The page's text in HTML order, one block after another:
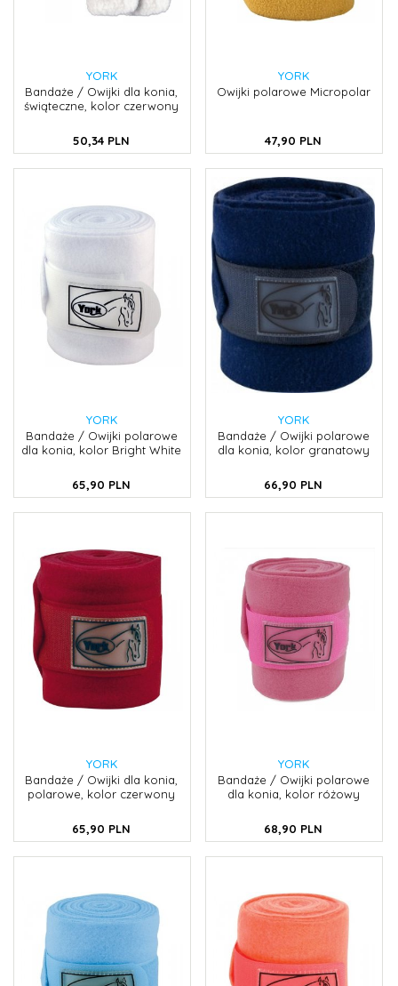
YORK
Bandaże / Owijki dla konia,
świąteczne, kolor czerwony
50,34 PLN
YORK
Owijki polarowe Micropolar
47,90 PLN
YORK
Bandaże / Owijki polarowe
dla konia, kolor Bright White
65,90 PLN
YORK
Bandaże / Owijki polarowe
dla konia, kolor granatowy
66,90 PLN
YORK
Bandaże / Owijki dla konia,
polarowe, kolor czerwony
65,90 PLN
YORK
Bandaże / Owijki polarowe
dla konia, kolor różowy
68,90 PLN